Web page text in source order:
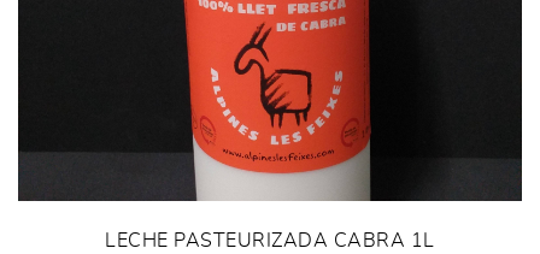
LECHE PASTEURIZADA CABRA 1L